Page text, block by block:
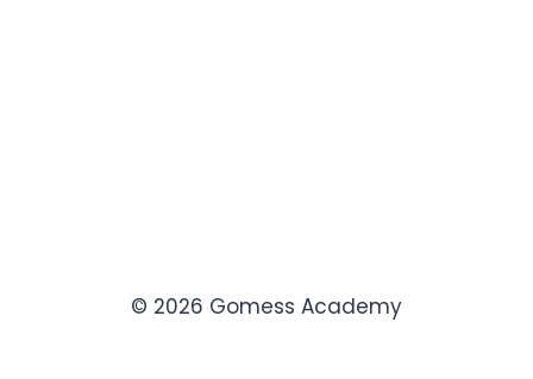
© 2026 Gomess Academy